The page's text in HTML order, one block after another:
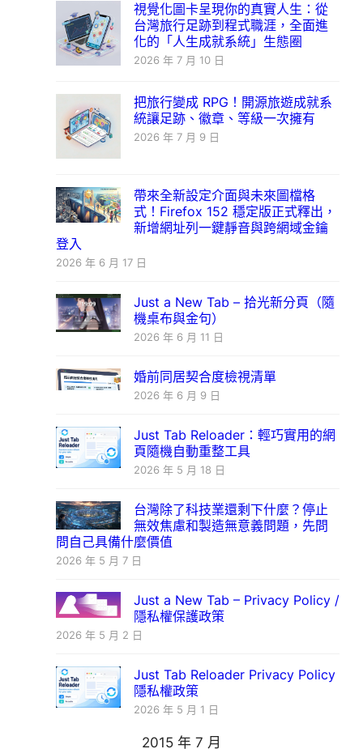
視覺化圖卡呈現你的真實人生：從
台灣旅行足跡到程式職涯，全面進
化的「人生成就系統」生態圈
2026 年 7 月 10 日
把旅行變成 RPG！開源旅遊成就系
統讓足跡、徽章、等級一次擁有
2026 年 7 月 9 日
帶來全新設定介面與未來圖檔格
式！Firefox 152 穩定版正式釋出，
新增網址列一鍵靜音與跨網域金鑰
登入
2026 年 6 月 17 日
Just a New Tab – 拾光新分頁（隨
機桌布與金句）
2026 年 6 月 11 日
婚前同居契合度檢視清單
2026 年 6 月 9 日
Just Tab Reloader：輕巧實用的網
頁隨機自動重整工具
2026 年 5 月 18 日
台灣除了科技業還剩下什麼？停止
無效焦慮和製造無意義問題，先問
問自己具備什麼價值
2026 年 5 月 7 日
Just a New Tab – Privacy Policy /
隱私權保護政策
2026 年 5 月 2 日
Just Tab Reloader Privacy Policy
隱私權政策
2026 年 5 月 1 日
2015 年 7 月